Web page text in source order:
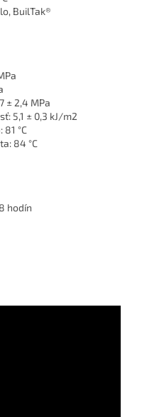
BuilTak®
± 2,4 MPa
5,1 ± 0,3 kJ/m2
°C
84 °C
hodín